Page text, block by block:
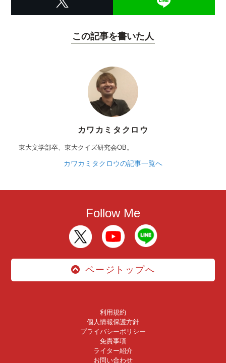
この記事を書いた人
カワカミタクロウ
東大文学部卒、東大クイズ研究会OB。
カワカミタクロウの記事一覧へ
Follow Me
ページトップへ
利用規約
個人情報保護方針
プライバシーポリシー
免責事項
ライター紹介
お問い合わせ